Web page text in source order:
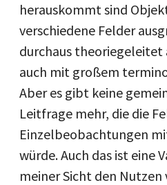
herauskommt sind
verschiedene Felder
durchaus
auch mit großem
Aber es gibt keine
Leitfrage mehr, die die
Einzelbeobachtungen
würde. Auch das ist eine
meiner Sicht den Nutzen